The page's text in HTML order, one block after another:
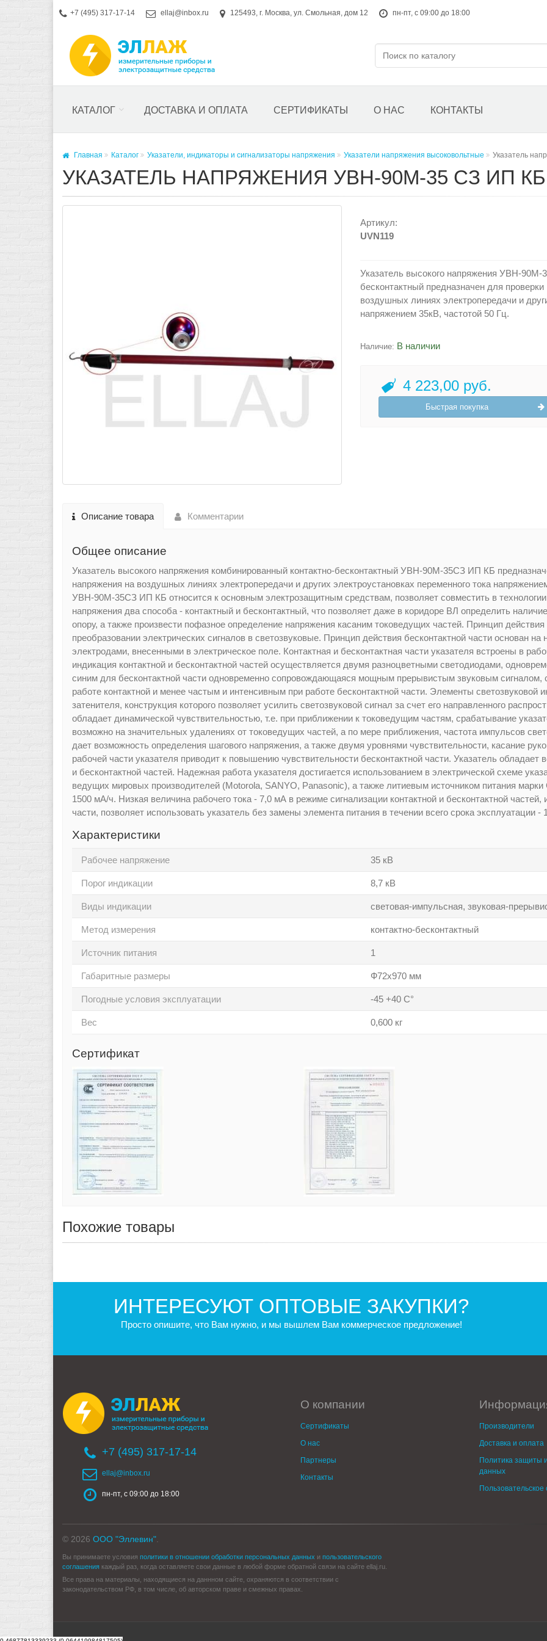
+7 (495) 317-17-14 ellaj@inbox.ru 125493, г. Москва, ул. Смольная, дом 12 пн-пт, с 09:00 до 18:00
КАТАЛОГ ДОСТАВКА И ОПЛАТА СЕРТИФИКАТЫ О НАС КОНТАКТЫ
Главная Каталог Указатели, индикаторы и сигнализаторы напряжения Указатели напряжения высоковольтные Указатель
УКАЗАТЕЛЬ НАПРЯЖЕНИЯ УВН-90М-35 СЗ ИП КБ
Артикул:
UVN119
Указатель высокого напряжения УВН-
бесконтактный предназначен для
воздушных линиях электропередачи и
напряжением 35кВ, частотой 50 Гц.
Наличие: В наличии
4 223,00 руб.
Быстрая покупка
Описание товара Комментарии
Общее описание
Указатель высокого напряжения комбинированный контактно-бесконтактный УВН-90М-35СЗ ИП КБ
напряжения на воздушных линиях электропередачи и других электроустановках переменного тока
УВН-90М-35СЗ ИП КБ относится к основным электрозащитным средствам, позволяет совместить в технологии
напряжения два способа - контактный и бесконтактный, что позволяет даже в коридоре ВЛ определить
опору, а также произвести пофазное определение напряжения касаним токоведущих частей. Принцип действия
преобразовании электрических сигналов в светозвуковые. Принцип действия бесконтактной части основан
электродами, внесенными в электрическое поле. Контактная и бесконтактная части указателя встроены в
индикация контактной и бесконтактной частей осуществляется двумя разноцветными светодиодами,
синим для бесконтактной части одновременно сопровождающаяся мощным прерывистым звуковым сигналом,
работе контактной и менее частым и интенсивным при работе бесконтактной части. Элементы светозвуковой
затенителя, конструкция которого позволяет усилить светозвуковой сигнал за счет его направленного
обладает динамической чувствительностью, т.е. при приближении к токоведущим частям, срабатывание
возможно на значительных удалениях от токоведущих частей, а по мере приближения, частота импульсов
дает возможность определения шагового напряжения, а также двумя уровнями чувствительности, касание
рабочей части указателя приводит к повышению чувствительности бесконтактной части. Указатель обладает
и бесконтактной частей. Надежная работа указателя достигается использованием в электрической схеме
ведущих мировых производителей (Motorola, SANYO, Panasonic), а также литиевым источником питания
1500 мА/ч. Низкая величина рабочего тока - 7,0 мА в режиме сигнализации контактной и бесконтактной
части, позволяет использовать указатель без замены элемента питания в течении всего срока эксплуатации -
Характеристики
Рабочее напряжение 35 кВ
Порог индикации 8,7 кВ
Виды индикации световая-импульсная, звуковая-
Метод измерения контактно-бесконтактный
Источник питания 1
Габаритные размеры Ф72x970 мм
Погодные условия эксплуатации -45 +40 С°
Вес 0,600 кг
Сертификат
Похожие товары
ИНТЕРЕСУЮТ ОПТОВЫЕ ЗАКУПКИ?
Просто опишите, что Вам нужно, и мы вышлем Вам коммерческое предложение!
+7 (495) 317-17-14
ellaj@inbox.ru
пн-пт, с 09:00 до 18:00
О компании
Сертификаты
О нас
Партнеры
Контакты
Производители
Доставка и оплата
Политика защиты
данных
© 2026 ООО "Эллевин".
Вы принимаете условия политики в отношении обработки персональных данных и пользовательского
соглашения каждый раз, когда оставляете свои данные в любой форме обратной связи на сайте ellaj.ru.
Все права на материалы, находящиеся на даннном сайте, охраняются в соответствии с
законодательством РФ, в том числе, об авторском праве и смежных правах.